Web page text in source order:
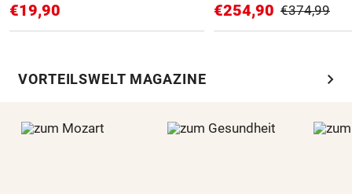
€19,90 €254,90 €374,99
VORTEILSWELT MAGAZINE chevron_right